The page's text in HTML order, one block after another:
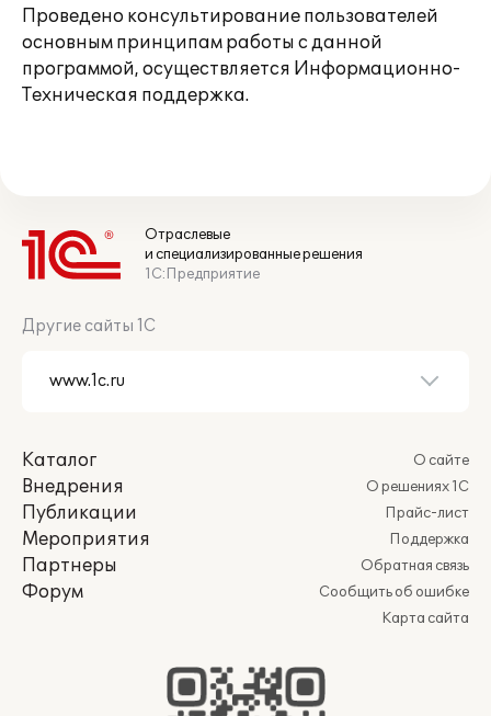
Проведено консультирование пользователей
основным принципам работы с данной
программой, осуществляется Информационно-
Техническая поддержка.
Отраслевые
и специализированные решения
1С:Предприятие
Другие сайты 1С
Каталог
Внедрения
Публикации
Мероприятия
Партнеры
Форум
О сайте
О решениях 1С
Прайс-лист
Поддержка
Обратная связь
Сообщить об ошибке
Карта сайта